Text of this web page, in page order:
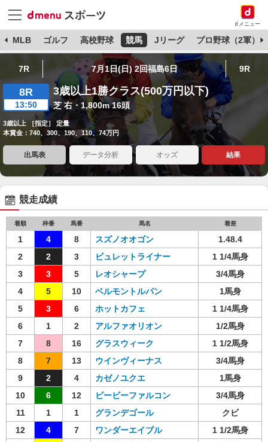
dメニュー
MLB ゴルフ 高校野球 競馬 Jリーグ プロ野球（2軍）
7R 7月1日(日) 2回福島6日 9R
8R
13:50
3歳以上1勝クラス(500万円以下)
芝 右・1,800m 16頭
3歳以上 ［指定］ 定量
本賞金：740、300、190、110、74万円
出馬表 データ分析 オッズ 結果
競走成績
着順 枠番 馬番 馬名 着差
1 4 8 スズノオオゴン
1.48.4
2
2 3 ビュレットライナー
1 1/4馬身
3
3 5 レオシャープ
3/4馬身
4
5 10 ベルモントルパン
1馬身
5
3 6 ホットカフェ
1 1/4馬身
6
1 2 アルファオリオン
1/2馬身
7
8 16 グラスウィーク
1 1/2馬身
8
7 13 ウインヴィーナス
3/4馬身
9
2 4 カゼノユクエ
1馬身
10
6 12 ビービーファルコン
3/4馬身
11
1 1 グランデゴール
クビ
12
4 7 ワンダーエイブル
1 1/2馬身